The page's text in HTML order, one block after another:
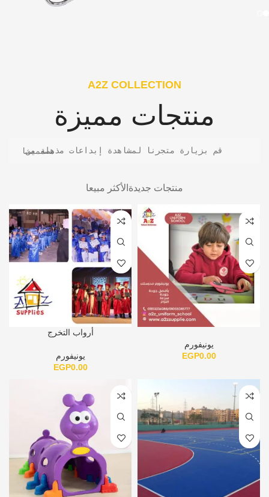
A2Z COLLECTION
منتجات مميزة
قم بزيارة متجرنا لمشاهدة إبداعات مذهلة من مصممينا
منتجات جديدة الأكثر مبيعا
يونيفورم
EGP0.00
أرواب التخرج
يونيفورم
EGP0.00